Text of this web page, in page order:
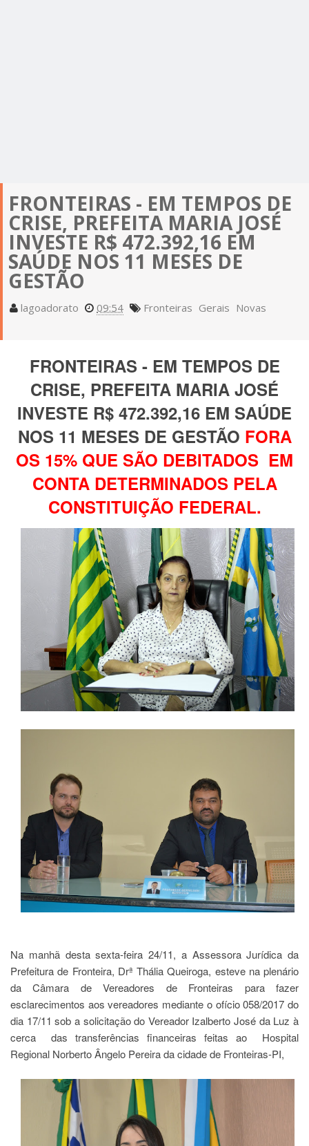
FRONTEIRAS - EM TEMPOS DE
CRISE, PREFEITA MARIA JOSÉ
INVESTE R$ 472.392,16 EM
SAÚDE NOS 11 MESES DE
GESTÃO
lagoadorato 09:54 Fronteiras Gerais Novas
FRONTEIRAS - EM TEMPOS DE
CRISE, PREFEITA MARIA JOSÉ
INVESTE R$ 472.392,16 EM SAÚDE
NOS 11 MESES DE GESTÃO FORA
OS 15% QUE SÃO DEBITADOS EM
CONTA DETERMINADOS PELA
CONSTITUIÇÃO FEDERAL.
Na manhã desta sexta-feira 24/11, a Assessora Jurídica da
Prefeitura de Fronteira, Drª Thália Queiroga, esteve na plenário
da Câmara de Vereadores de Fronteiras para fazer
esclarecimentos aos vereadores mediante o ofício 058/2017 do
dia 17/11 sob a solicitação do Vereador Izalberto José da Luz à
cerca das transferências financeiras feitas ao Hospital
Regional Norberto Ângelo Pereira da cidade de Fronteiras-PI,